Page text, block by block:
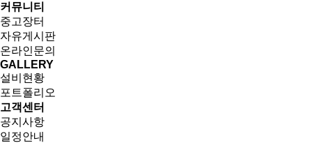
커뮤니티
중고장터
자유게시판
온라인문의
GALLERY
설비현황
포트폴리오
고객센터
공지사항
일정안내